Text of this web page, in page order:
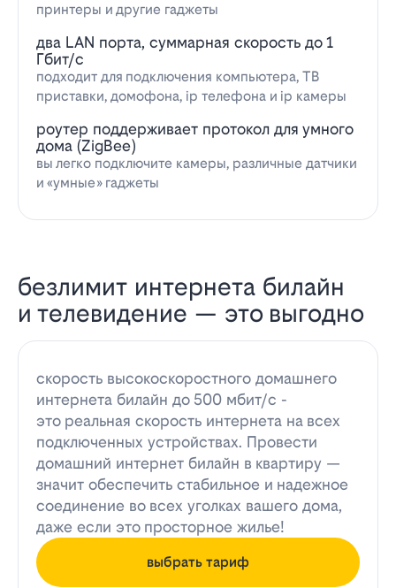
принтеры и другие гаджеты
два LAN порта, суммарная скорость до 1
Гбит/с
подходит для подключения компьютера, ТВ
приставки, домофона, ip телефона и ip камеры
роутер поддерживает протокол для умного
дома (ZigBee)
вы легко подключите камеры, различные датчики
и «умные» гаджеты
безлимит интернета билайн
и телевидение — это выгодно
скорость высокоскоростного домашнего
интернета билайн до 500 мбит/с -
это реальная скорость интернета на всех
подключенных устройствах. Провести
домашний интернет билайн в квартиру —
значит обеспечить стабильное и надежное
соединение во всех уголках вашего дома,
даже если это просторное жилье!
выбрать тариф